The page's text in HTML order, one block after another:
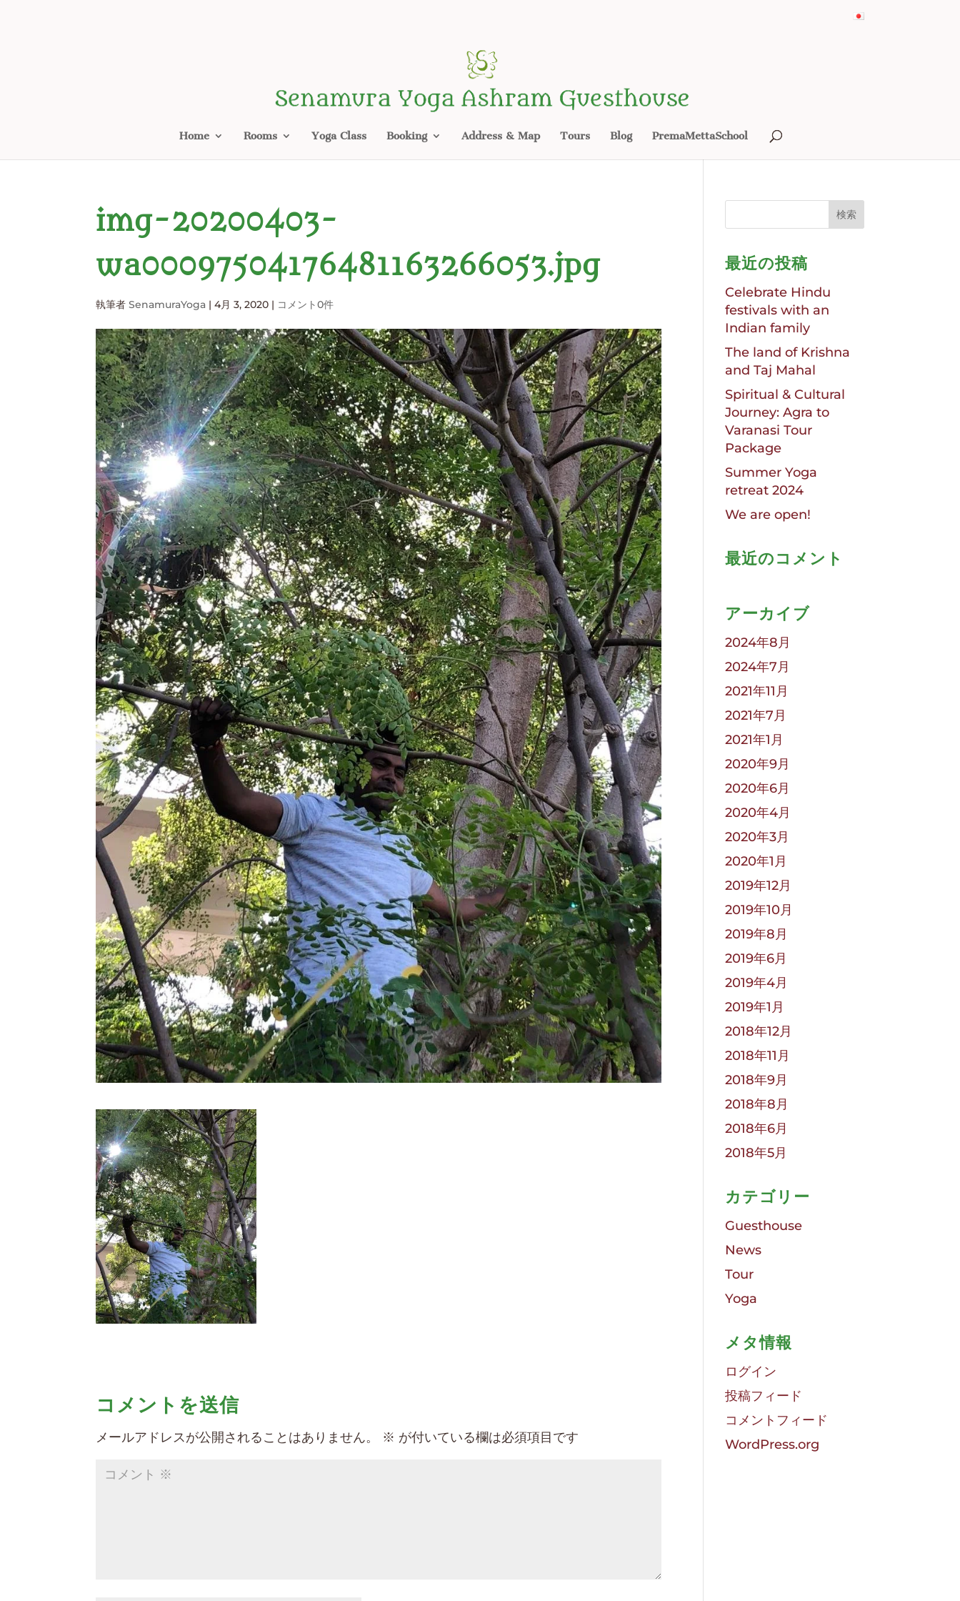
Home Rooms Yoga Class Booking Address & Map Tours Blog PremaMettaSchool
img-20200403-
wa00097504176481163266053.jpg
執筆者SenamuraYoga |4月 3, 2020 | コメント0件
コメントを送信
メールアドレスが公開されることはありません。 ※ が付いている欄は必須項目です
最近の投稿
Celebrate Hindu
festivals with an
Indian family
The land of Krishna
and Taj Mahal
Spiritual & Cultural
Journey: Agra to
Varanasi Tour
Package
Summer Yoga
retreat 2024
We are open!
最近のコメント
アーカイブ
2024年8月
2024年7月
2021年11月
2021年7月
2021年1月
2020年9月
2020年6月
2020年4月
2020年3月
2020年1月
2019年12月
2019年10月
2019年8月
2019年6月
2019年4月
2019年1月
2018年12月
2018年11月
2018年9月
2018年8月
2018年6月
2018年5月
カテゴリー
Guesthouse
News
Tour
Yoga
メタ情報
ログイン
投稿フィード
コメントフィード
WordPress.org